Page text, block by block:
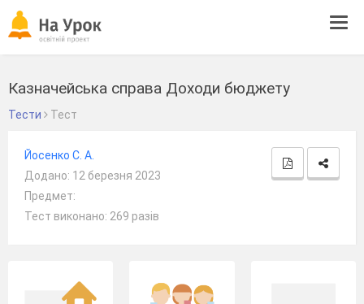
Казначейська справа Доходи бюджету
Тести Тест
Йосенко С. А.
Додано: 12 березня 2023
Предмет:
Тест виконано: 269 разів